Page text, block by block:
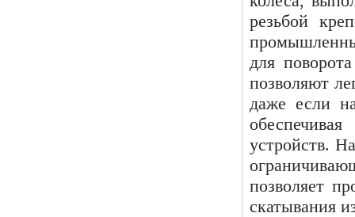
резьбой
для
позволяют
даже если
устройств.
позволяет
скатывания